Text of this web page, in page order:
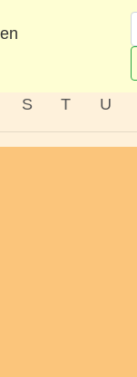
S T U